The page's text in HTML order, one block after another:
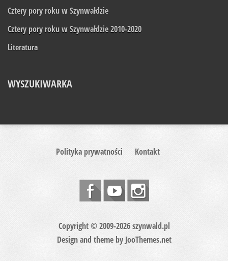
Cztery pory roku w Szynwałdzie
Cztery pory roku w Szynwałdzie 2010-2020
Literatura
WYSZUKIWARKA
Polityka prywatności Kontakt
Copyright © 2009-2026 szynwald.pl
Design and theme by JooThemes.net